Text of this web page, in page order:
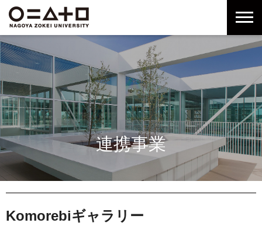
ー
バ
ル
ナ
ビ
ゲ
ー
シ
ョ
へ
へ
カ
ル
ナ
ビ
ゲ
ー
シ
ョ
ン
タ
ー
へ
連携事業
Komorebiギャラリー